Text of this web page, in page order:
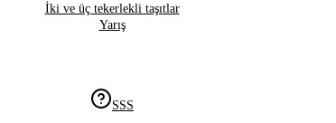
İki ve üç tekerlekli taşıtlar
Yarış
SSS